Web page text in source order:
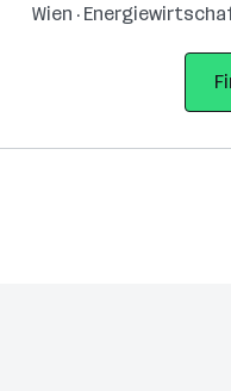
Wien ·